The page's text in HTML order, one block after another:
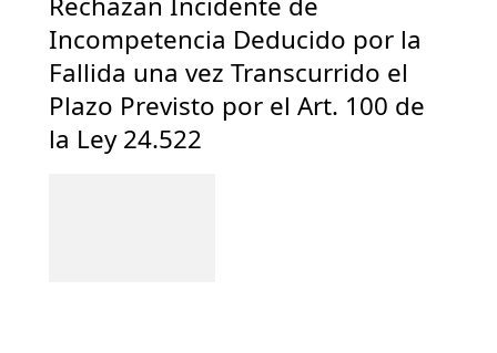
Incompetencia Deducido por la
Fallida una vez Transcurrido el
Plazo Previsto por el Art. 100 de
la Ley 24.522